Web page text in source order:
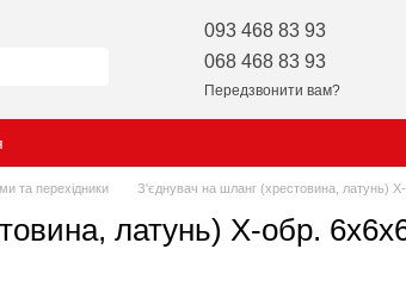
093 468 83 93
068 468 83 93
Передзвонити вам?
та перехідники З'єднувач на шланг (хрестовина, латунь)
латунь) X-обр.